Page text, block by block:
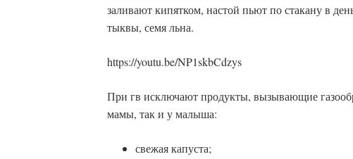
заливают кипятком, настой пьют по стакану в
тыквы, семя льна.
https://youtu.be/NP1skbCdzys
При гв исключают продукты, вызывающие
мамы, так и у малыша:
свежая капуста;